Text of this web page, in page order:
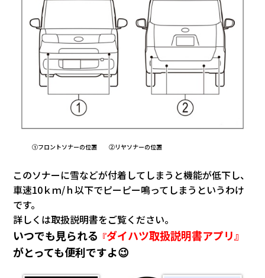
①フロントソナーの位置 ②リヤソナーの位置
このソナーに雪などが付着してしまうと機能が低下し、
車速10ｋｍ/ｈ以下でピーピー鳴ってしまうというわけ
です。
詳しくは取扱説明書をご覧ください。
いつでも見られる 『ダイハツ取扱説明書アプリ』
がとっても便利ですよ😉